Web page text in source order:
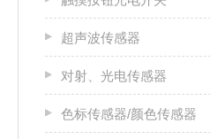
超声波传感器
对射、光电传感器
色标传感器/颜色传感器